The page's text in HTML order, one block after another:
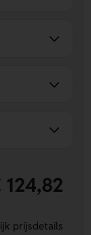
prijsdetails